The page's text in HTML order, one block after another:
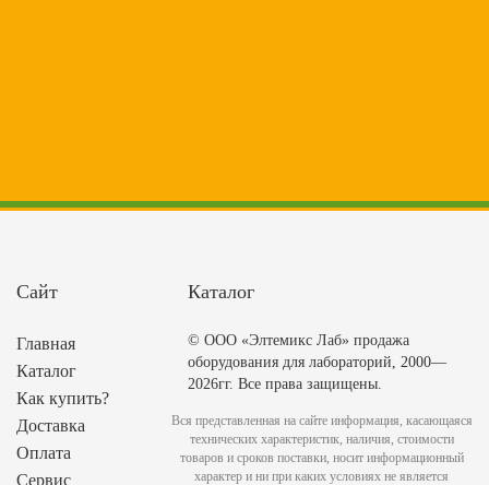
Сайт
Главная
Каталог
Как купить?
Доставка
Оплата
Сервис
Каталог
© ООО «Элтемикс Лаб» продажа
оборудования для лабораторий, 2000—
2026гг. Все права защищены.
Вся представленная на сайте информация, касающаяся
технических характеристик, наличия, стоимости
товаров и сроков поставки, носит информационный
характер и ни при каких условиях не является